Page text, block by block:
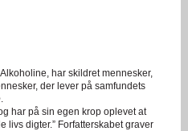
har skildret mennesker,
der lever på samfundets
.
har på sin egen krop oplevet at
livs digter.” Forfatterskabet graver